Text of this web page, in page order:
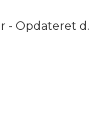
- Opdateret d.